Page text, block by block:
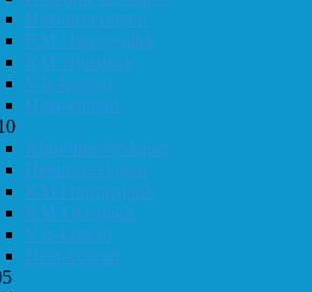
Høstturneringen
KM i hurtigsjakk
KM i lynsjakk
Vår-konrad
Høst-konrad
Klubbmesterskapet
Høstturneringen
KM i hurtigsjakk
KM i lynsjakk
Vår-konrad
Høst-konrad